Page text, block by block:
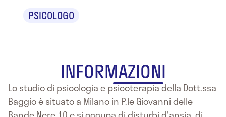
PSICOLOGO
INFORMAZIONI
Lo studio di psicologia e psicoterapia della Dott.ssa
Baggio è situato a Milano in P.le Giovanni delle